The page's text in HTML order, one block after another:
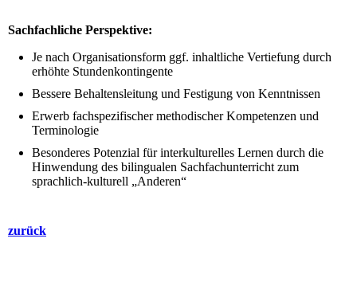
Sachfachliche Perspektive:
Je nach Organisationsform ggf. inhaltliche Vertiefung durch
erhöhte Stundenkontingente
Bessere Behaltensleitung und Festigung von Kenntnissen
Erwerb fachspezifischer methodischer Kompetenzen und
Terminologie
Besonderes Potenzial für interkulturelles Lernen durch die
Hinwendung des bilingualen Sachfachunterricht zum
sprachlich-kulturell „Anderen“
zurück